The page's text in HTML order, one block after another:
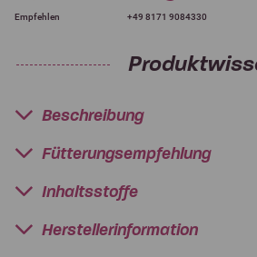
Empfehlen +49 8171 9084330
Beschreibung
Fütterungsempfehlung
Inhaltsstoffe
Herstellerinformation